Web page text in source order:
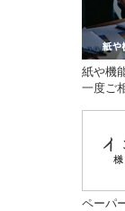
紙や機
一度ご
ペーパ